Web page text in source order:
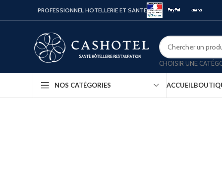
PROFESSIONNEL HOTELLERIE ET SANTE
CHOISIR UNE
NOS CATÉGORIES ACCUEIL